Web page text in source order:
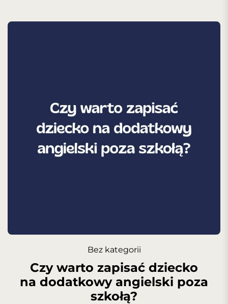
Bez kategorii
Czy warto zapisać dziecko
na dodatkowy angielski poza
szkołą?